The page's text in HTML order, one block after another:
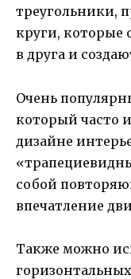
треугольники,
круги, которые
в друга и
Очень
который часто
дизайне
собой
впечатление
Также можно